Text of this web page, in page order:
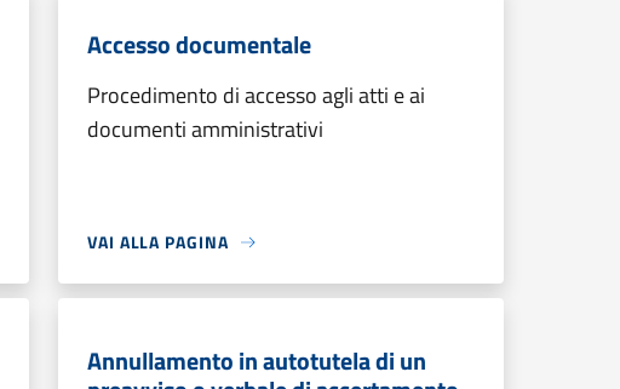
Accesso documentale
Procedimento di accesso agli atti e ai
documenti amministrativi
VAI ALLA PAGINA
Annullamento in autotutela di un